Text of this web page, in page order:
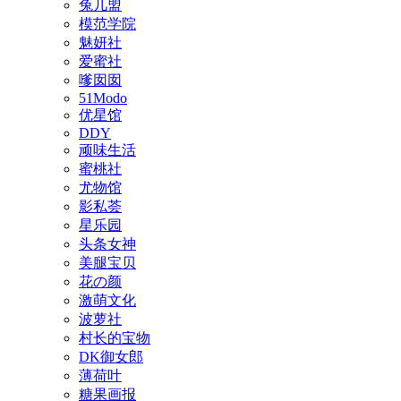
兔几盟
模范学院
魅妍社
爱蜜社
嗲囡囡
51Modo
优星馆
DDY
顽味生活
蜜桃社
尤物馆
影私荟
星乐园
头条女神
美腿宝贝
花の颜
激萌文化
波萝社
村长的宝物
DK御女郎
薄荷叶
糖果画报